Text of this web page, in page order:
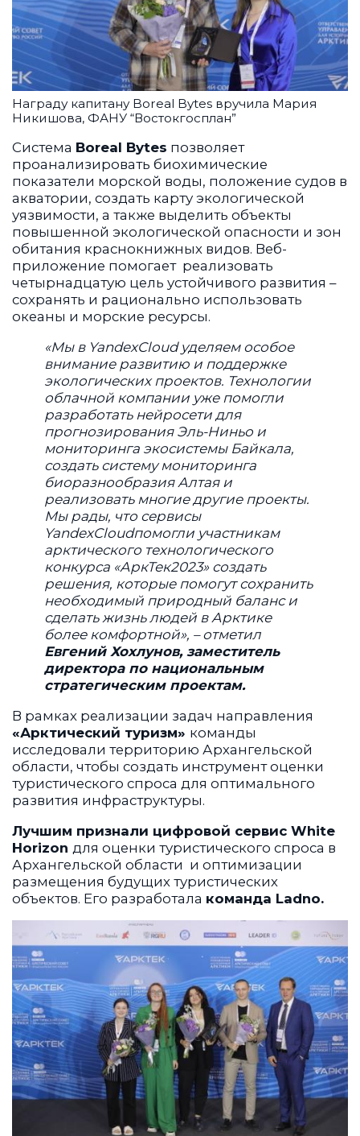
Награду капитану Boreal Bytes вручила Мария
Никишова, ФАНУ “Востокгосплан”
Система Boreal Bytes позволяет
проанализировать биохимические
показатели морской воды, положение судов в
акватории, создать карту экологической
уязвимости, а также выделить объекты
повышенной экологической опасности и зон
обитания краснокнижных видов. Веб-
приложение помогает реализовать
четырнадцатую цель устойчивого развития –
сохранять и рационально использовать
океаны и морские ресурсы.
«Мы в YandexCloud уделяем особое
внимание развитию и поддержке
экологических проектов. Технологии
облачной компании уже помогли
разработать нейросети для
прогнозирования Эль-Ниньо и
мониторинга экосистемы Байкала,
создать систему мониторинга
биоразнообразия Алтая и
реализовать многие другие проекты.
Мы рады, что сервисы
YandexCloudпомогли участникам
арктического технологического
конкурса «АркТек2023» создать
решения, которые помогут сохранить
необходимый природный баланс и
сделать жизнь людей в Арктике
более комфортной», – отметил
Евгений Хохлунов, заместитель
директора по национальным
стратегическим проектам.
В рамках реализации задач направления
«Арктический туризм» команды
исследовали территорию Архангельской
области, чтобы создать инструмент оценки
туристического спроса для оптимального
развития инфраструктуры.
Лучшим признали цифровой сервис White
Horizon для оценки туристического спроса в
Архангельской области и оптимизации
размещения будущих туристических
объектов. Его разработала команда Ladno.